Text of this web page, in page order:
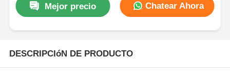
Mejor precio Chatear Ahora
DESCRIPCIóN DE PRODUCTO